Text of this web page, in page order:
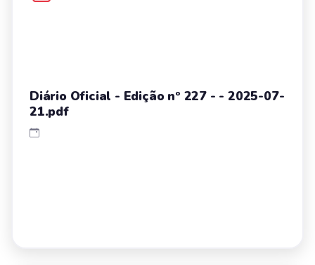
Diário Oficial - Edição nº 227 - - 2025-07-
21.pdf